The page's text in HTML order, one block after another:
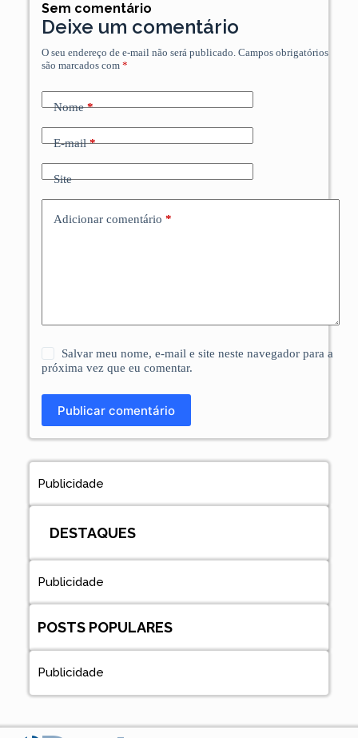
Sem comentário
Deixe um comentário
O seu endereço de e-mail não será publicado. Campos obrigatórios
são marcados com *
Nome*
E-mail*
Site
Adicionar comentário *
Salvar meu nome, e-mail e site neste navegador para a
próxima vez que eu comentar.
Publicar comentário
Publicidade
DESTAQUES
Publicidade
POSTS POPULARES
Publicidade